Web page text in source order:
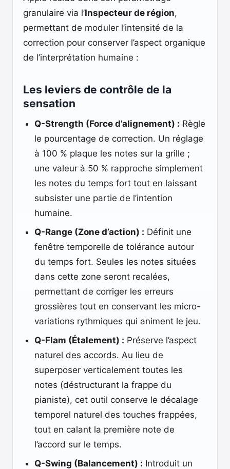
granulaire via l’Inspecteur de région,
permettant de moduler l’intensité de la
correction pour conserver l’aspect organique
de l’interprétation humaine :
Les leviers de contrôle de la
sensation
Q-Strength (Force d’alignement) : Règle
le pourcentage de correction. Un réglage
à 100 % plaque les notes sur la grille ;
une valeur à 50 % rapproche simplement
les notes du temps fort tout en laissant
subsister une partie de l’intention
humaine.
Q-Range (Zone d’action) : Définit une
fenêtre temporelle de tolérance autour
du temps fort. Seules les notes situées
dans cette zone seront recalées,
permettant de corriger les erreurs
grossières tout en conservant les micro-
variations rythmiques qui animent le jeu.
Q-Flam (Étalement) : Préserve l’aspect
naturel des accords. Au lieu de
superposer verticalement toutes les
notes (déstructurant la frappe du
pianiste), cet outil conserve le décalage
temporel naturel des touches frappées,
tout en calant la première note de
l’accord sur le temps.
Q-Swing (Balancement) : Introduit un